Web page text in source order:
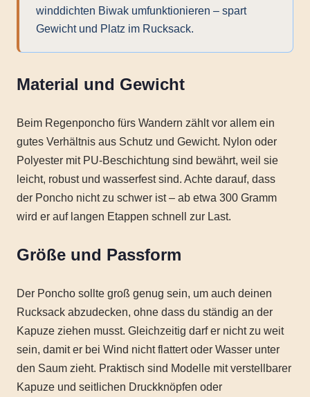
winddichten Biwak umfunktionieren – spart
Gewicht und Platz im Rucksack.
Material und Gewicht
Beim Regenponcho fürs Wandern zählt vor allem ein
gutes Verhältnis aus Schutz und Gewicht. Nylon oder
Polyester mit PU-Beschichtung sind bewährt, weil sie
leicht, robust und wasserfest sind. Achte darauf, dass
der Poncho nicht zu schwer ist – ab etwa 300 Gramm
wird er auf langen Etappen schnell zur Last.
Größe und Passform
Der Poncho sollte groß genug sein, um auch deinen
Rucksack abzudecken, ohne dass du ständig an der
Kapuze ziehen musst. Gleichzeitig darf er nicht zu weit
sein, damit er bei Wind nicht flattert oder Wasser unter
den Saum zieht. Praktisch sind Modelle mit verstellbarer
Kapuze und seitlichen Druckknöpfen oder